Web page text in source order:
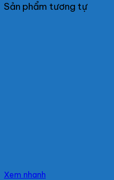
Sản phẩm tương tự
Xem nhanh